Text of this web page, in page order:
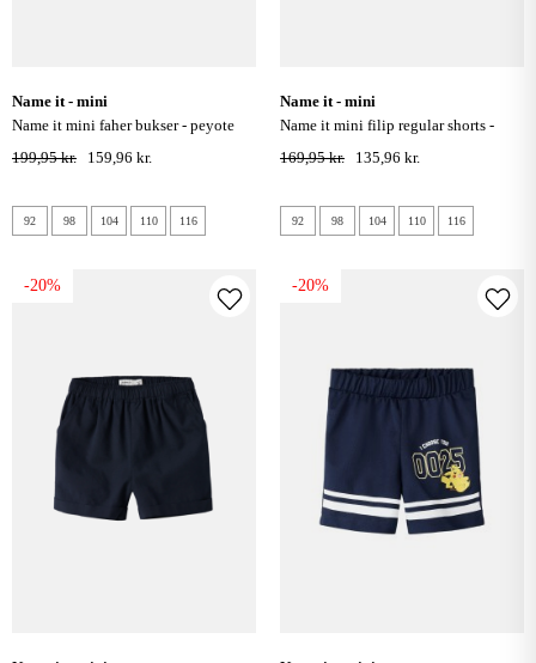
name it - mini
name it mini faher bukser - peyote
melange
199,95 kr. 159,96 kr.
92 98 104 110 116
name it - mini
name it mini filip regular shorts -
aluminium
169,95 kr. 135,96 kr.
92 98 104 110 116
-20% -20%